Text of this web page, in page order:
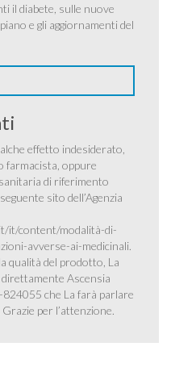
il diabete, sulle nuove
e gli aggiornamenti del
effetto indesiderato,
farmacista, oppure
di riferimento
sito dell’Agenzia
it/content/modalità-di-
avverse-ai-medicinali.
qualità del prodotto, La
Ascensia
che La farà parlare
per l’attenzione.